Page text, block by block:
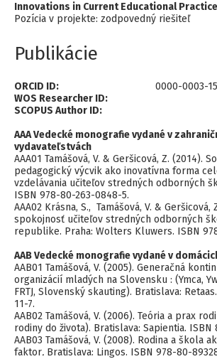
Innovations in Current Educational
Pozícia v projekte: zodpovedný riešiteľ
Publikácie
ORCID ID: 0000-0003-1581-
WOS Researcher ID:
SCOPUS Author ID:
AAA Vedecké monografie vydané v
vydavateľstvách
AAA01 Tamášová, V. & Geršicová, Z. (2014).
pedagogický výcvik ako inovatívna forma
vzdelávania učiteľov stredných odborných
ISBN 978-80-263-0848-5.
AAA02 Krásna, S., Tamášová, V. & Geršicová,
spokojnosť učiteľov stredných odborných
republike. Praha: Wolters Kluwers. ISBN
AAB Vedecké monografie vydané v
AAB01 Tamášová, V. (2005). Generačná
organizácií mladých na Slovensku : (Ymca,
FRTJ, Slovenský skauting). Bratislava:
11-7.
AAB02 Tamášová, V. (2006). Teória a prax
rodiny do života). Bratislava: Sapientia. ISBN
AAB03 Tamášová, V. (2008). Rodina a škola
faktor. Bratislava: Lingos. ISBN 978-80-